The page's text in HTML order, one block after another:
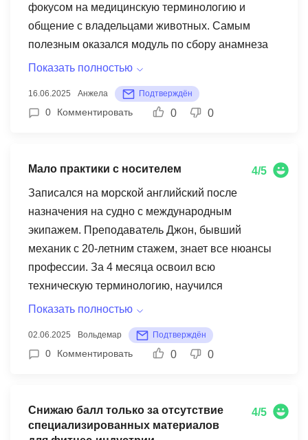
разных региональных акцентов - французский
винодельческий сленг сильно различается от
региона к региону.
фокусом на медицинскую терминологию и
общение с владельцами животных. Самым
полезным оказался модуль по сбору анамнеза
на английском - теперь легко понимаю жалобы
разыгрывали ситуацию экстренного приема с
носителем языка - было сложно, но очень
английском. Единственное, чего не хватило - это
более глубокого погружения в специфическую
терминологию по экзотическим животным.
Показать полностью
16.06.2025 Анжела Подтверждён
0 Комментировать 0 0
Мало практики с носителем
4/5
Записался на морской английский после
назначения на судно с международным
экипажем. Преподаватель Джон, бывший
механик с 20-летним стажем, знает все нюансы
профессии. За 4 месяца освоил всю
техническую терминологию, научился
составлять отчеты и заполнять судовую
полезными оказались ролевые игры с
имитацией аварийных ситуаций в машинном
главного двигателя - прорабатывали
коммуникацию с мостиком, береговыми
Показать полностью
02.06.2025 Вольдемар Подтверждён
0 Комментировать 0 0
Снижаю балл только за отсутствие
специализированных материалов
4/5